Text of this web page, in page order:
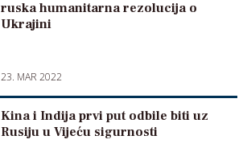
ruska humanitarna rezolucija o
Ukrajini
23. MAR 2022
Kina i Indija prvi put odbile biti uz
Rusiju u Vijeću sigurnosti